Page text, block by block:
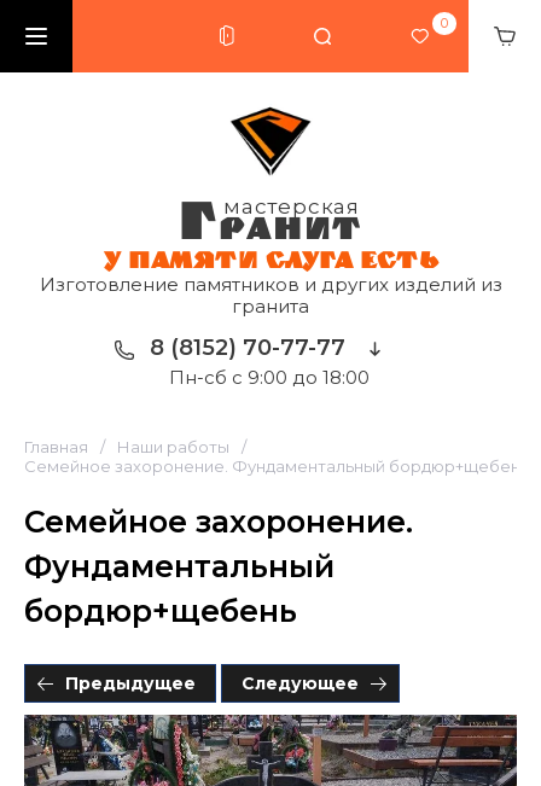
0
мастерская
ГРАНИТ
У ПАМЯТИ СЛУГА ЕСТЬ
Изготовление памятников и других изделий из
гранита
8 (8152) 70-77-77
Пн-сб с 9:00 до 18:00
Главная / Наши работы
/
Семейное захоронение. Фундаментальный бордюр+щебень |
Семейное захоронение.
Фундаментальный
бордюр+щебень
Предыдущее Следующее